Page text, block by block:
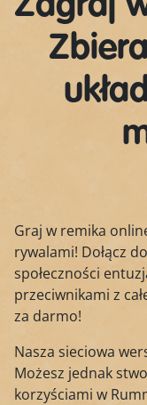
Graj w remika
rywalami! Dołącz
społeczności
przeciwnikami z
za darmo!
Nasza sieciowa
Możesz jednak
korzyściami w